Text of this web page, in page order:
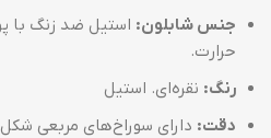
جنس شابلون: استیل ضد زنگ با
حرارت.
رنگ: نقره‌ای. استیل
دقت: دارای سوراخ‌های مربعی شکل